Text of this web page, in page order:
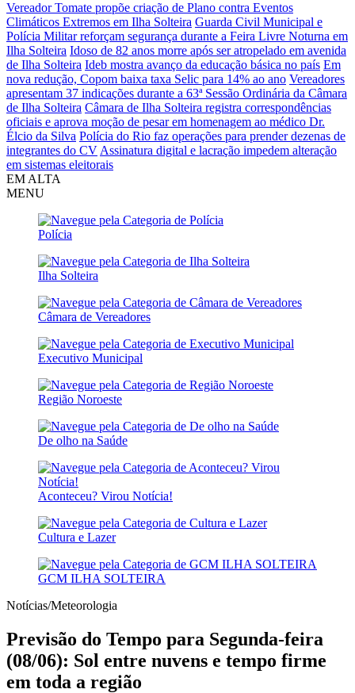
Vereador Tomate propõe criação de Plano contra Eventos
Climáticos Extremos em Ilha Solteira Guarda Civil Municipal e
Polícia Militar reforçam segurança durante a Feira Livre Noturna em
Ilha Solteira Idoso de 82 anos morre após ser atropelado em avenida
de Ilha Solteira Ideb mostra avanço da educação básica no país Em
nova redução, Copom baixa taxa Selic para 14% ao ano Vereadores
apresentam 37 indicações durante a 63ª Sessão Ordinária da Câmara
de Ilha Solteira Câmara de Ilha Solteira registra correspondências
oficiais e aprova moção de pesar em homenagem ao médico Dr.
Élcio da Silva Polícia do Rio faz operações para prender dezenas de
integrantes do CV Assinatura digital e lacração impedem alteração
em sistemas eleitorais
EM ALTA
MENU
Polícia
Ilha Solteira
Câmara de Vereadores
Executivo Municipal
Região Noroeste
De olho na Saúde
Aconteceu? Virou Notícia!
Cultura e Lazer
GCM ILHA SOLTEIRA
Notícias/Meteorologia
Previsão do Tempo para Segunda-feira
(08/06): Sol entre nuvens e tempo firme
em toda a região